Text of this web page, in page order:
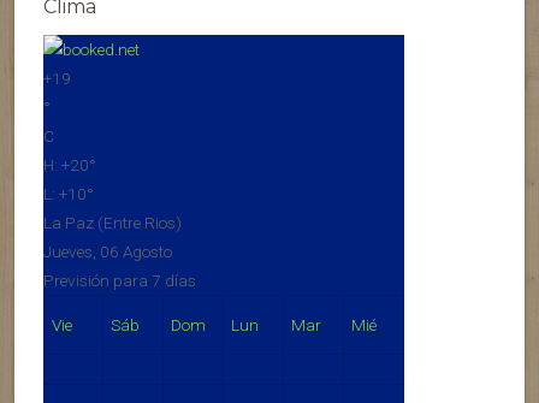
Clima
+19
°
C
H: +20°
L: +10°
La Paz (Entre Rios)
Jueves, 06 Agosto
Previsión para 7 días
Vie Sáb Dom Lun Mar Mié